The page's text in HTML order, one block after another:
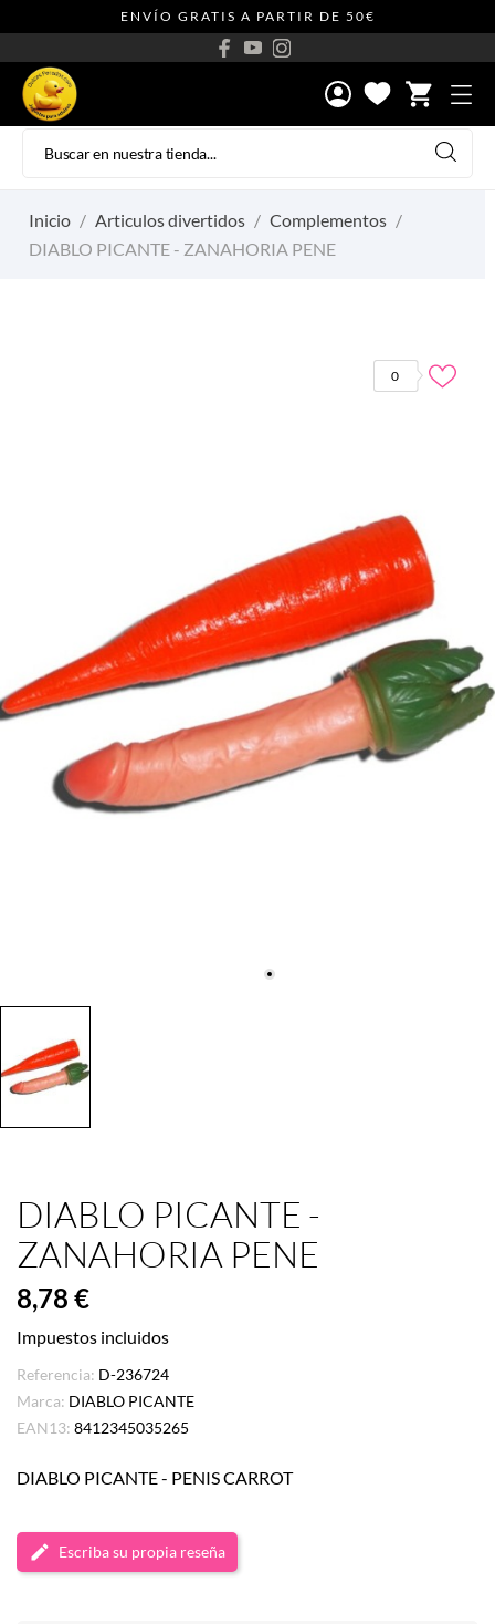
ENVÍO GRATIS A PARTIR DE 50€
shopping_cart
Inicio Articulos divertidos
Complementos
DIABLO PICANTE - ZANAHORIA PENE
0
DIABLO PICANTE -
ZANAHORIA PENE
8,78 €
Impuestos incluidos
Referencia: D-236724
Marca: DIABLO PICANTE
EAN13: 8412345035265
DIABLO PICANTE - PENIS CARROT
Escriba su propia reseña